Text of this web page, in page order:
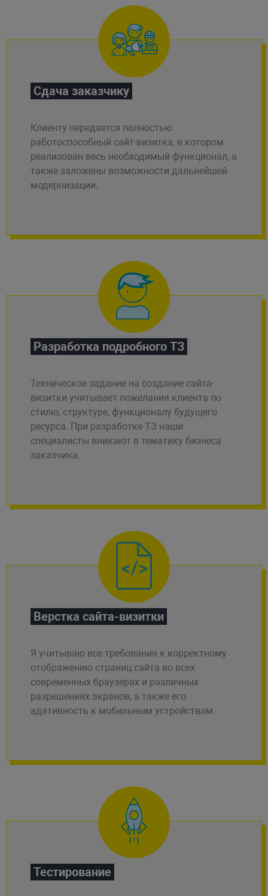
Сдача заказчику
Клиенту передается полностью
работоспособный сайт-визитка, в котором
реализован весь необходимый функционал, а
также заложены возможности дальнейшей
модернизации.
Разработка подробного ТЗ
Техническое задание на создание сайта-
визитки учитывает пожелания клиента по
стилю, структуре, функционалу будущего
ресурса. При разработке ТЗ наши
специалисты вникают в тематику бизнеса
заказчика.
Верстка сайта-визитки
Я учитываю все требования к корректному
отображению страниц сайта во всех
современных браузерах и различных
разрешениях экранов, а также его
адативность к мобильным устройствам.
Тестирование